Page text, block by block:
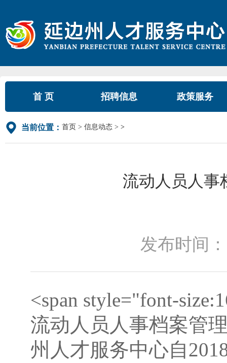
首 页 招聘信息 政策服务
当前位置： 首页 信息动态 >
流动人员人事
发布时间：
<span style="font-
流动人员人事档案管
州人才服务中心自